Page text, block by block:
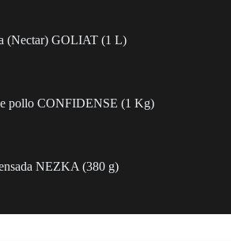
(Nectar) GOLIAT (1 L)
pollo CONFIDENSE (1 Kg)
NEZKA (380 g)